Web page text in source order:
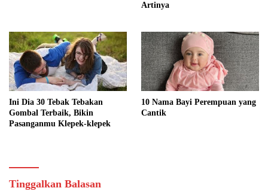
Artinya
Ini Dia 30 Tebak Tebakan
Gombal Terbaik, Bikin
Pasanganmu Klepek-klepek
10 Nama Bayi Perempuan yang
Cantik
Tinggalkan Balasan